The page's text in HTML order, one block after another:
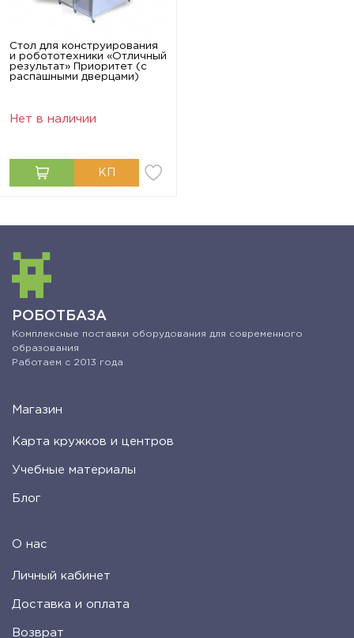
Стол для конструирования
и робототехники «Отличный
результат» Приоритет (с
распашными дверцами)
Нет в наличии
РОБОТБАЗА
Комплексные поставки оборудования для современного
образования
Работаем с 2013 года
Магазин
Карта кружков и центров
Учебные материалы
Блог
О нас
Личный кабинет
Доставка и оплата
Возврат